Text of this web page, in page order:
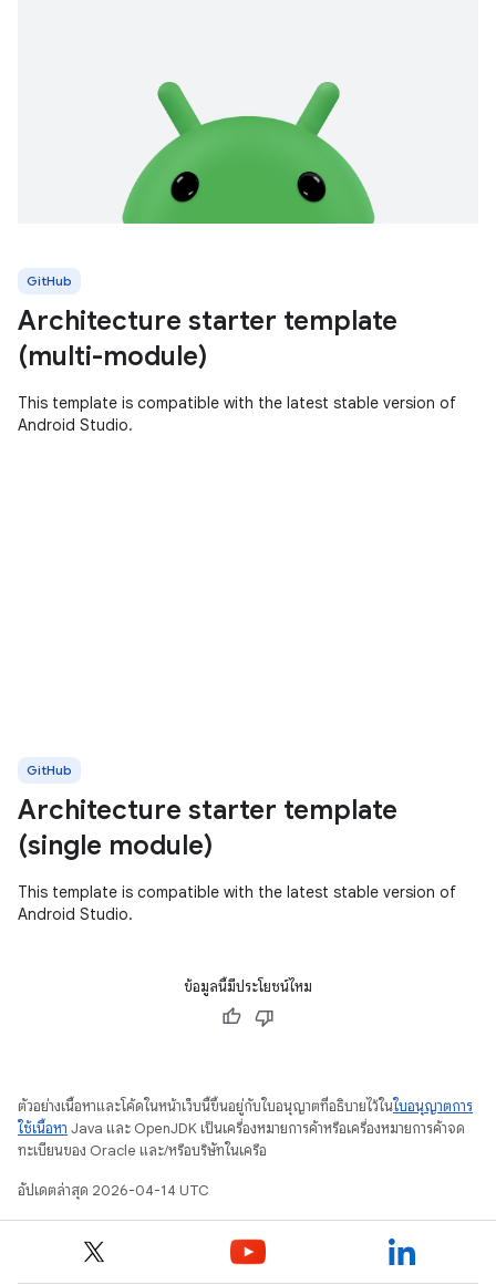
GitHub
Architecture starter template
(multi-module)
This template is compatible with the latest stable version of
Android Studio.
GitHub
Architecture starter template
(single module)
This template is compatible with the latest stable version of
Android Studio.
ข้อมูลนี้มีประโยชน์ไหม
ตัวอย่างเนื้อหาและโค้ดในหน้าเว็บนี้ขึ้นอยู่กับใบอนุญาตที่อธิบายไว้ในใบอนุญาตการ
ใช้เนื้อหา Java และ OpenJDK เป็นเครื่องหมายการค้าหรือเครื่องหมายการค้าจด
ทะเบียนของ Oracle และ/หรือบริษัทในเครือ
อัปเดตล่าสุด 2026-04-14 UTC